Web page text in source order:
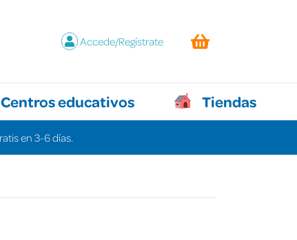
Accede/Regístrate
Centros educativos Tiendas
en 3-6 días.